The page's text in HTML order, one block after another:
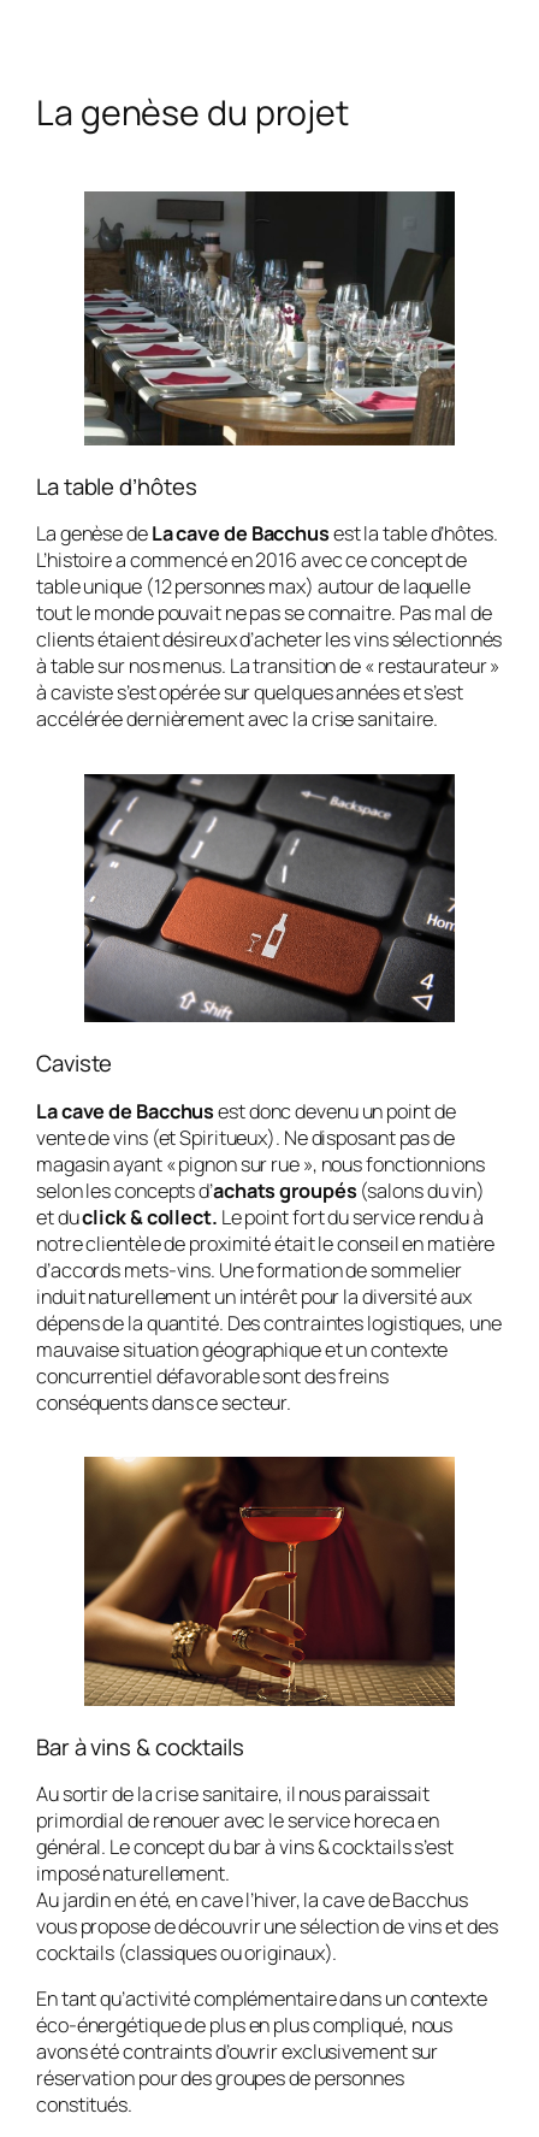
La genèse du projet
La table d’hôtes
La genèse deLa cave de Bacchusest la table d’hôtes.
L’histoire a commencé en 2016 avec ce concept de
table unique (12 personnes max) autour de laquelle
tout le monde pouvait ne pas se connaitre. Pas mal de
clients étaient désireux d’acheter les vins sélectionnés
à table sur nos menus. La transition de « restaurateur »
à caviste s’est opérée sur quelques années et s’est
accélérée dernièrement avec la crise sanitaire.
Caviste
La cave de Bacchusest donc devenu un point de
vente de vins (et Spiritueux). Ne disposant pas de
magasin ayant « pignon sur rue », nous fonctionnions
selon les concepts d’achats groupés (salons du vin)
et duclick & collect. Le point fort du service rendu à
notre clientèle de proximité était le conseil en matière
d’accords mets-vins. Une formation de sommelier
induit naturellement un intérêt pour la diversité aux
dépens de la quantité. Des contraintes logistiques, une
mauvaise situation géographique et un contexte
concurrentiel défavorable sont des freins
conséquents dans ce secteur.
Bar à vins & cocktails
Au sortir de la crise sanitaire, il nous paraissait
primordial de renouer avec le service horeca en
général. Le concept du bar à vins & cocktails s’est
imposé naturellement.
Au jardin en été, en cave l’hiver, la cave de Bacchus
vous propose de découvrir une sélection de vins et des
cocktails (classiques ou originaux).
En tant qu’activité complémentaire dans un contexte
éco-énergétique de plus en plus compliqué, nous
avons été contraints d’ouvrir exclusivement sur
réservation pour des groupes de personnes
constitués.